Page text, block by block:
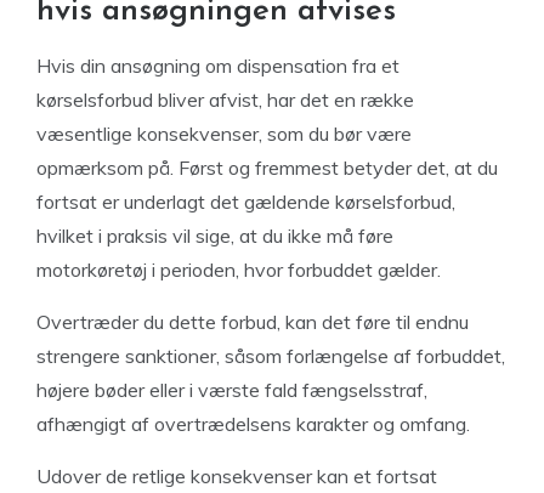
hvis ansøgningen afvises
Hvis din ansøgning om dispensation fra et
kørselsforbud bliver afvist, har det en række
væsentlige konsekvenser, som du bør være
opmærksom på. Først og fremmest betyder det, at du
fortsat er underlagt det gældende kørselsforbud,
hvilket i praksis vil sige, at du ikke må føre
motorkøretøj i perioden, hvor forbuddet gælder.
Overtræder du dette forbud, kan det føre til endnu
strengere sanktioner, såsom forlængelse af forbuddet,
højere bøder eller i værste fald fængselsstraf,
afhængigt af overtrædelsens karakter og omfang.
Udover de retlige konsekvenser kan et fortsat